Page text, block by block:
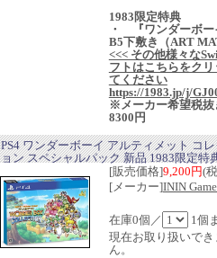
1983限定特典
・ 『ワンダーボー
B5下敷き（ART
<<< その他様々な
フトはこちらをク
てください
https://1983.jp/j/
※メーカー希望税抜
8300円
PS4 ワンダーボーイ アルティメット コ
ョン スペシャルパック 新品 1983限定特
[販売価格]9,200円(
[メーカー]ININ
在庫0個／
1個
現在お取り扱いでき
ん。